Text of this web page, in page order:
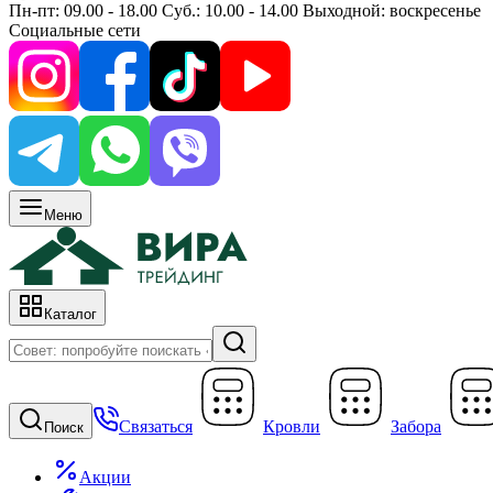
Пн-пт: 09.00 - 18.00 Суб.: 10.00 - 14.00 Выходной: воскресенье
Социальные сети
Меню
Каталог
Поиск Связаться Кровли Забора
Акции